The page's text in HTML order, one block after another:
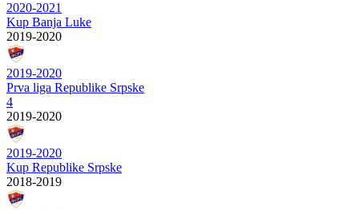
2020-2021
Kup Banja Luke
2019-2020
2019-2020
Prva liga Republike Srpske
4
2019-2020
2019-2020
Kup Republike Srpske
2018-2019